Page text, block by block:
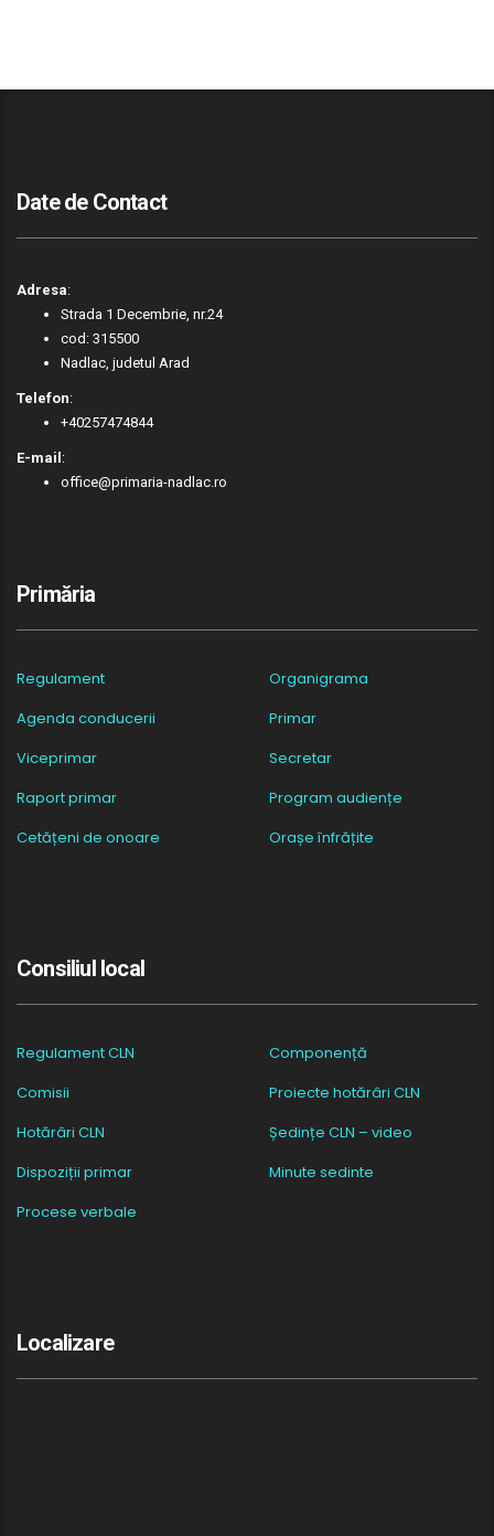
Date de Contact
Adresa:
Strada 1 Decembrie, nr.24
cod: 315500
Nadlac, judetul Arad
Telefon:
+40257474844
E-mail :
office@primaria-nadlac.ro
Primăria
Regulament
Organigrama
Agenda conducerii
Primar
Viceprimar
Secretar
Raport primar
Program audiențe
Cetățeni de onoare
Orașe înfrățite
Consiliul local
Regulament CLN
Componență
Comisii
Proiecte hotărâri CLN
Hotărâri CLN
Ședințe CLN – video
Dispoziții primar
Minute sedinte
Procese verbale
Localizare